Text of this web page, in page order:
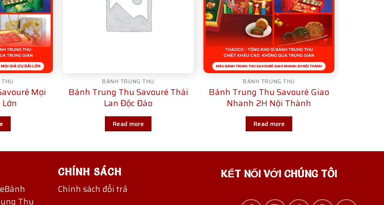
Mọi
BÁNH TRUNG THU
Bánh Trung Thu Savouré Thái
Lan Độc Đáo
Read more
BÁNH TRUNG THU
Bánh Trung Thu Savouré Giao
Nhanh 2H Nội Thành
Read more
Bánh
Thu
CHÍNH SÁCH
Chính sách đổi trả
KẾT NỐI VỚI CHÚNG TÔI